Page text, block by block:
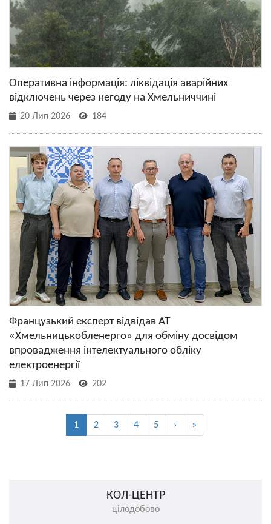
Оперативна інформація: ліквідація аварійних
відключень через негоду на Хмельниччині
20 Лип 2026 184
Французький експерт відвідав АТ
«Хмельницькобленерго» для обміну досвідом
впровадження інтелектуального обліку
електроенергії
17 Лип 2026 202
1 2 3 4 5 › »
КОЛ-ЦЕНТР
цілодобово